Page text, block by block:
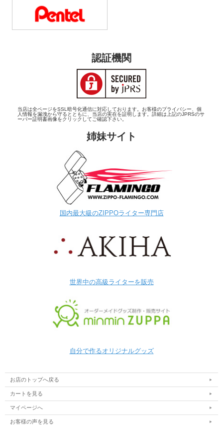
認証機関
当店は全ページをSSL暗号化通信に対応しております。お客様のプライバシー、個
人情報を漏洩から守るとともに、当店の実在を証明します。詳細は上記のJPRSのサ
ーバー証明書画像をクリックしてご確認下さい。
姉妹サイト
国内最大級のZIPPOライター専門店
世界中の高級ライターを販売
自分で作るオリジナルグッズ
お店のトップへ戻る
カートを見る
マイページへ
お客様の声を見る